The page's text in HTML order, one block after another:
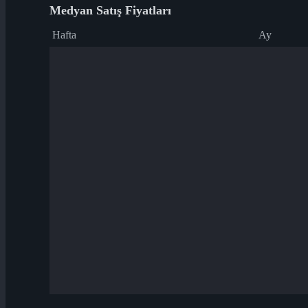
Medyan Satış Fiyatları
Hafta Ay